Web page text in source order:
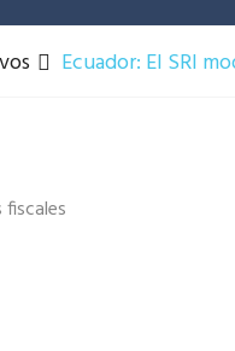
Ecuador: El SRI